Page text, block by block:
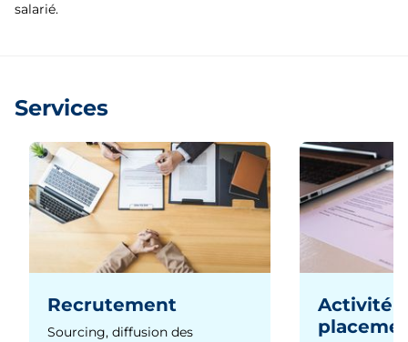
salarié.
Services
Recrutement
Sourcing, diffusion des
Activité